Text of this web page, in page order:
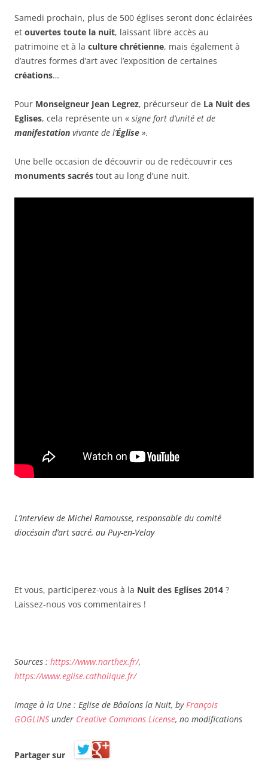
Samedi prochain, plus de 500 églises seront donc éclairées
et ouvertes toute la nuit, laissant libre accès au
patrimoine et à la culture chrétienne, mais également à
d’autres formes d’art avec l’exposition de certaines
créations…
Pour Monseigneur Jean Legrez, précurseur de La Nuit des
Eglises, cela représente un « signe fort d’unité et de
manifestation vivante de l’Église ».
Une belle occasion de découvrir ou de redécouvrir ces
monuments sacrés tout au long d’une nuit.
L’Interview de Michel Ramousse, responsable du comité
diocésain d’art sacré, au Puy-en-Velay
Et vous, participerez-vous à la Nuit des Eglises 2014 ?
Laissez-nous vos commentaires !
Sources : https://www.narthex.fr/,
https://www.eglise.catholique.fr/
Image à la Une : Eglise de Bâalons la Nuit, byFrançois
GOGLINS under Creative Commons License, no modifications
Partager sur